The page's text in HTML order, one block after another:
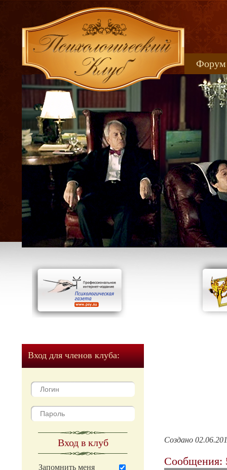
Форум
Вход для членов клуба:
Вход в клуб
Запомнить меня
Создано
Сообщения: